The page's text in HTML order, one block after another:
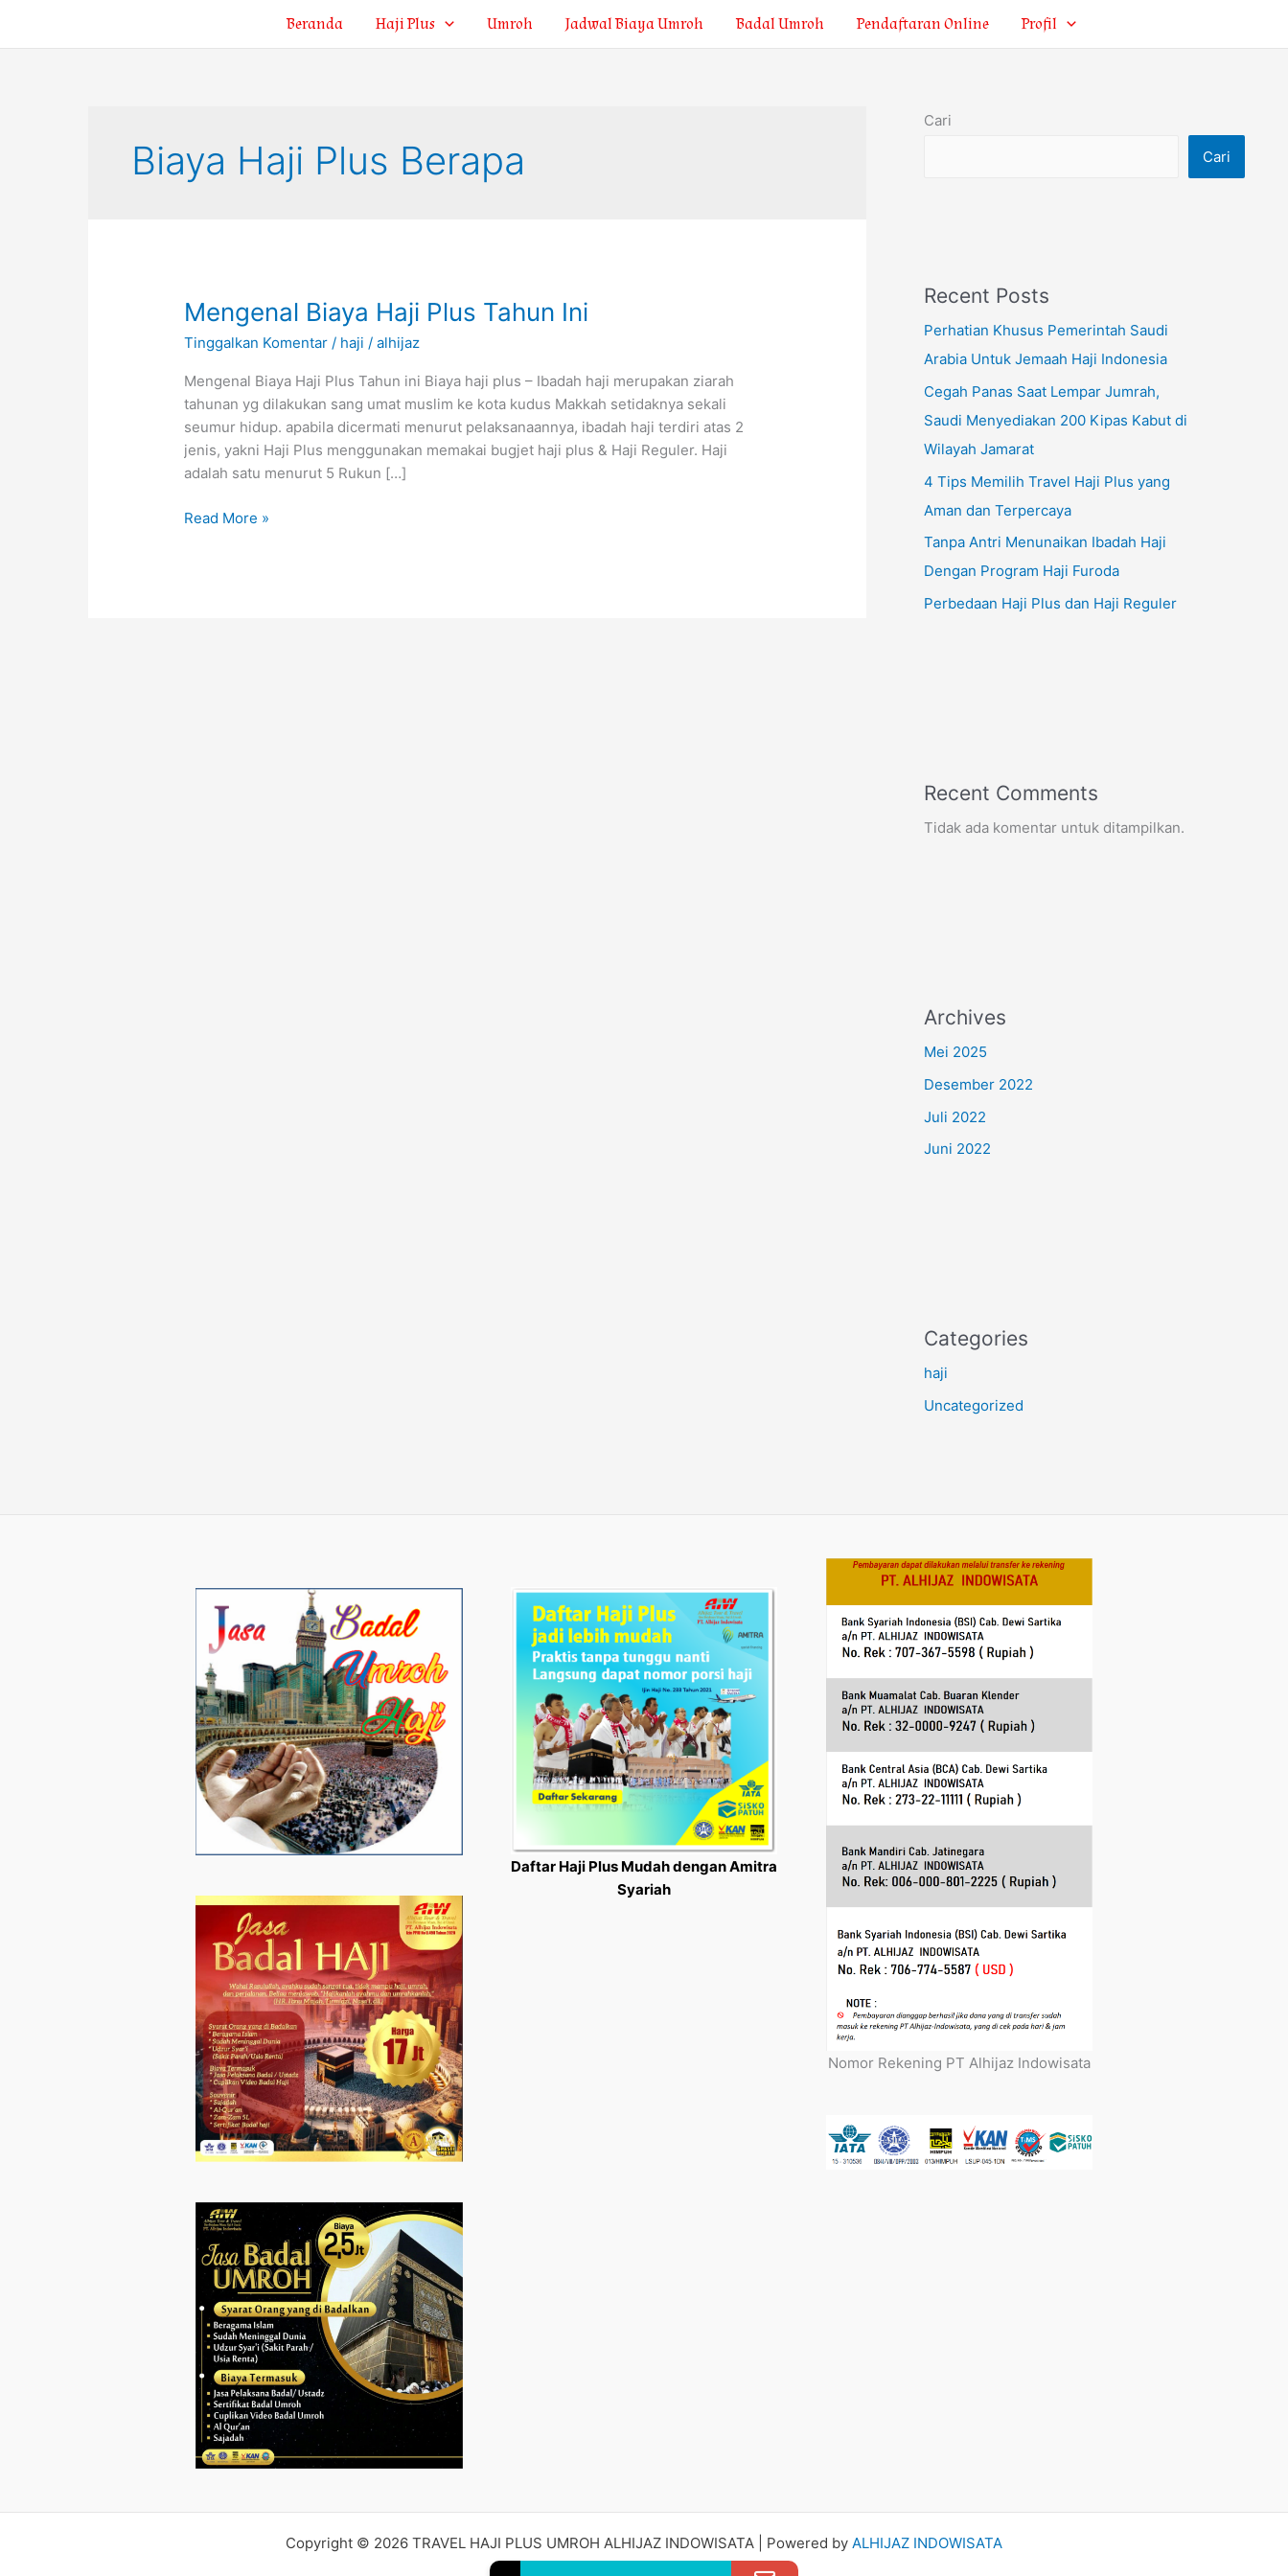
Beranda Haji Plus Umroh Jadwal Biaya Umroh Badal Umroh Pendaftaran Online Profil
Biaya Haji Plus Berapa
Mengenal Biaya Haji Plus Tahun Ini
Tinggalkan Komentar / haji /alhijaz
Mengenal Biaya Haji Plus Tahun ini Biaya haji plus – Ibadah haji merupakan ziarah
tahunan yg dilakukan sang umat muslim ke kota kudus Makkah setidaknya sekali
seumur hidup. apabila dicermati menurut pelaksanaannya, ibadah haji terdiri atas 2
jenis, yakni Haji Plus menggunakan memakai bugjet haji plus & Haji Reguler. Haji
adalah satu menurut 5 Rukun […]
Mengenal
Haji
Plus
Tahun
Ini
Read More »
Cari
Cari
Recent Posts
Perhatian Khusus Pemerintah Saudi
Arabia Untuk Jemaah Haji Indonesia
Cegah Panas Saat Lempar Jumrah,
Saudi Menyediakan 200 Kipas Kabut di
Wilayah Jamarat
4 Tips Memilih Travel Haji Plus yang
Aman dan Terpercaya
Tanpa Antri Menunaikan Ibadah Haji
Dengan Program Haji Furoda
Perbedaan Haji Plus dan Haji Reguler
Recent Comments
Tidak ada komentar untuk ditampilkan.
Archives
Mei 2025
Desember 2022
Juli 2022
Juni 2022
Categories
haji
Uncategorized
Daftar Haji Plus Mudah dengan Amitra
Syariah
Nomor Rekening PT Alhijaz Indowisata
Copyright © 2026 TRAVEL HAJI PLUS UMROH ALHIJAZ INDOWISATA | Powered by ALHIJAZ INDOWISATA